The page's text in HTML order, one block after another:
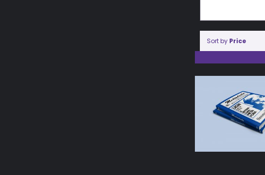
Sort by Price
DETALLES